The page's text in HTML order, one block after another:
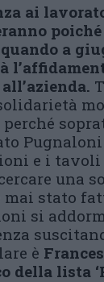
ai
a
e i
una
mai stato
si
è
della lista